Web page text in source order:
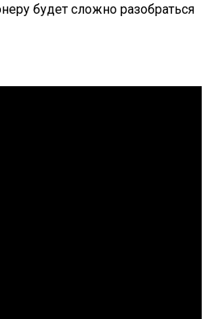
будет сложно разобраться